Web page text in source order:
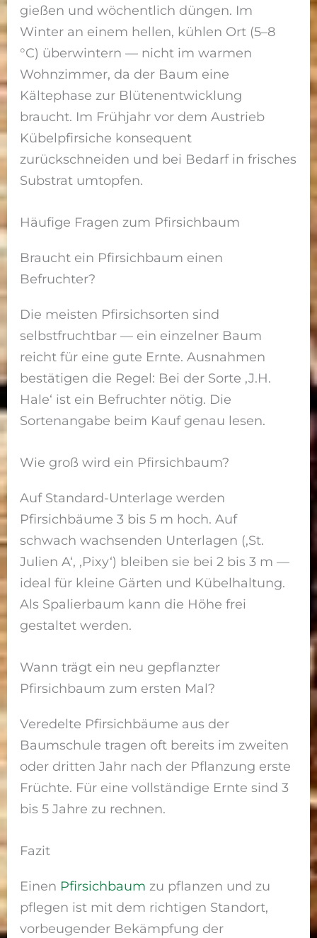
gießen und wöchentlich düngen. Im
Winter an einem hellen, kühlen Ort (5–8
°C) überwintern — nicht im warmen
Wohnzimmer, da der Baum eine
Kältephase zur Blütenentwicklung
braucht. Im Frühjahr vor dem Austrieb
Kübelpfirsiche konsequent
zurückschneiden und bei Bedarf in frisches
Substrat umtopfen.
Häufige Fragen zum Pfirsichbaum
Braucht ein Pfirsichbaum einen
Befruchter?
Die meisten Pfirsichsorten sind
selbstfruchtbar — ein einzelner Baum
reicht für eine gute Ernte. Ausnahmen
bestätigen die Regel: Bei der Sorte ‚J.H.
Hale‘ ist ein Befruchter nötig. Die
Sortenangabe beim Kauf genau lesen.
Wie groß wird ein Pfirsichbaum?
Auf Standard-Unterlage werden
Pfirsichbäume 3 bis 5 m hoch. Auf
schwach wachsenden Unterlagen (‚St.
Julien A‘, ‚Pixy‘) bleiben sie bei 2 bis 3 m —
ideal für kleine Gärten und Kübelhaltung.
Als Spalierbaum kann die Höhe frei
gestaltet werden.
Wann trägt ein neu gepflanzter
Pfirsichbaum zum ersten Mal?
Veredelte Pfirsichbäume aus der
Baumschule tragen oft bereits im zweiten
oder dritten Jahr nach der Pflanzung erste
Früchte. Für eine vollständige Ernte sind 3
bis 5 Jahre zu rechnen.
Fazit
Einen Pfirsichbaum zu pflanzen und zu
pflegen ist mit dem richtigen Standort,
vorbeugender Bekämpfung der